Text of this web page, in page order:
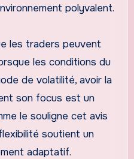
polyvalent.
les traders peuvent
les conditions du
de volatilité, avoir la
son focus est un
le souligne cet avis
soutient un
adaptatif.